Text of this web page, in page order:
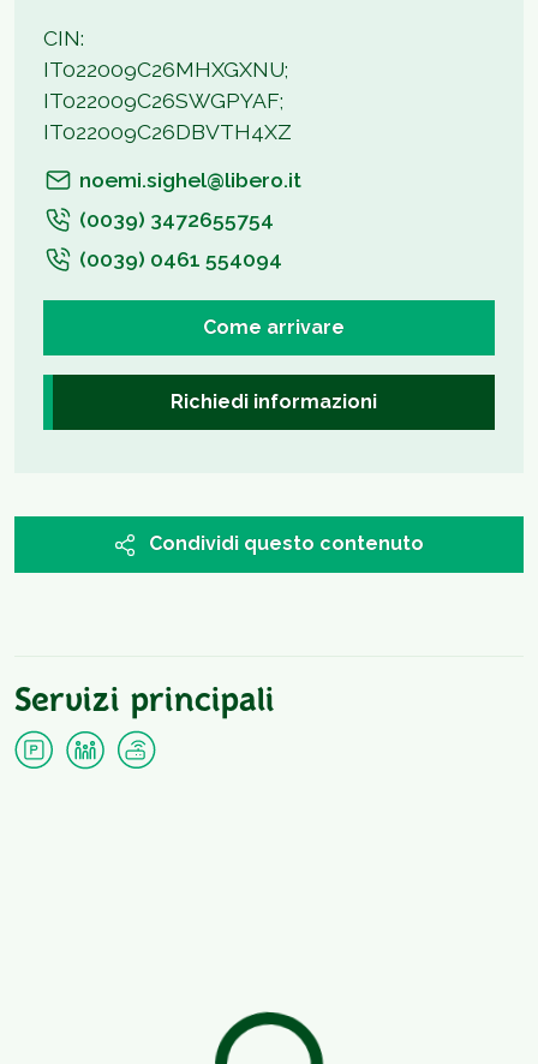
Servizi principali
CIN:
IT022009C26MHXGXNU;
IT022009C26SWGPYAF;
IT022009C26DBVTH4XZ
noemi.sighel@libero.it
(0039) 3472655754
(0039) 0461 554094
Come arrivare
Richiedi informazioni
Condividi questo contenuto